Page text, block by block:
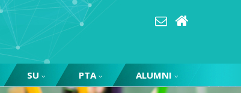
SU PTA ALUMNI